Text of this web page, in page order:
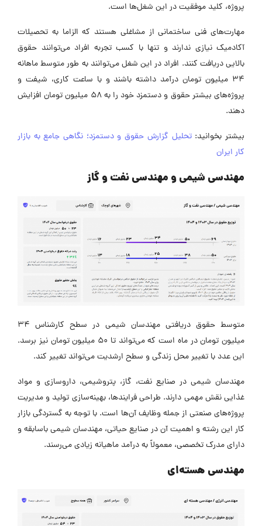
پروژه، کلید موفقیت در این شغل‌ها است.
مهارت‌های فنی ساختمانی از مشاغلی هستند که الزاما به تحصیلات
آکادمیک نیازی ندارند و تنها با کسب تجربه افراد می‌توانند حقوق
بالایی دریافت کنند. افراد در این شغل می‌توانند به طور متوسط ماهانه
۳۴ میلیون تومان درآمد داشته باشند و با ساعت کاری، شیفت و
پروژه‌های بیشتر حقوق و دستمزد خود را به ۵۸ میلیون تومان افزایش
دهند.
بیشتر بخوانید:تحلیل گزارش حقوق و دستمزد؛ نگاهی جامع به بازار
کار ایران
مهندسی شیمی و مهندسی نفت و گاز
متوسط حقوق دریافتی مهندسان شیمی در سطح کارشناس ۳۴
میلیون تومان در ماه است که می‌تواند تا ۵۰ میلیون تومان نیز برسد.
این عدد با تغییر محل زندگی و سطح ارشدیت می‌تواند تغییر کند.
مهندسان شیمی در صنایع نفت، گاز، پتروشیمی، داروسازی و مواد
غذایی نقش مهمی دارند. طراحی فرایندها، بهینه‌سازی تولید و مدیریت
پروژه‌های صنعتی از جمله وظایف آن‌ها است. با توجه به گستردگی بازار
کار این رشته و اهمیت آن در صنایع حیاتی، مهندسان شیمی باسابقه و
دارای مدرک تخصصی، معمولاً به درآمد ماهیانه زیادی می‌رسند.
مهندسی هسته‌ای